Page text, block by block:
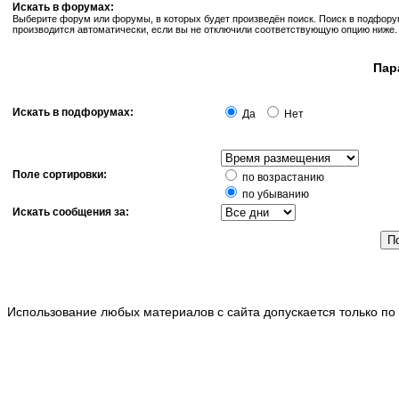
Искать в форумах:
Выберите форум или форумы, в которых будет произведён поиск. Поиск в
производится автоматически, если вы не отключили соответствующую опцию ниже.
Искать в подфорумах: Да Нет
Поле сортировки:
по возрастанию
по убыванию
Искать сообщения за:
Использование любых материалов с сайта допускается только